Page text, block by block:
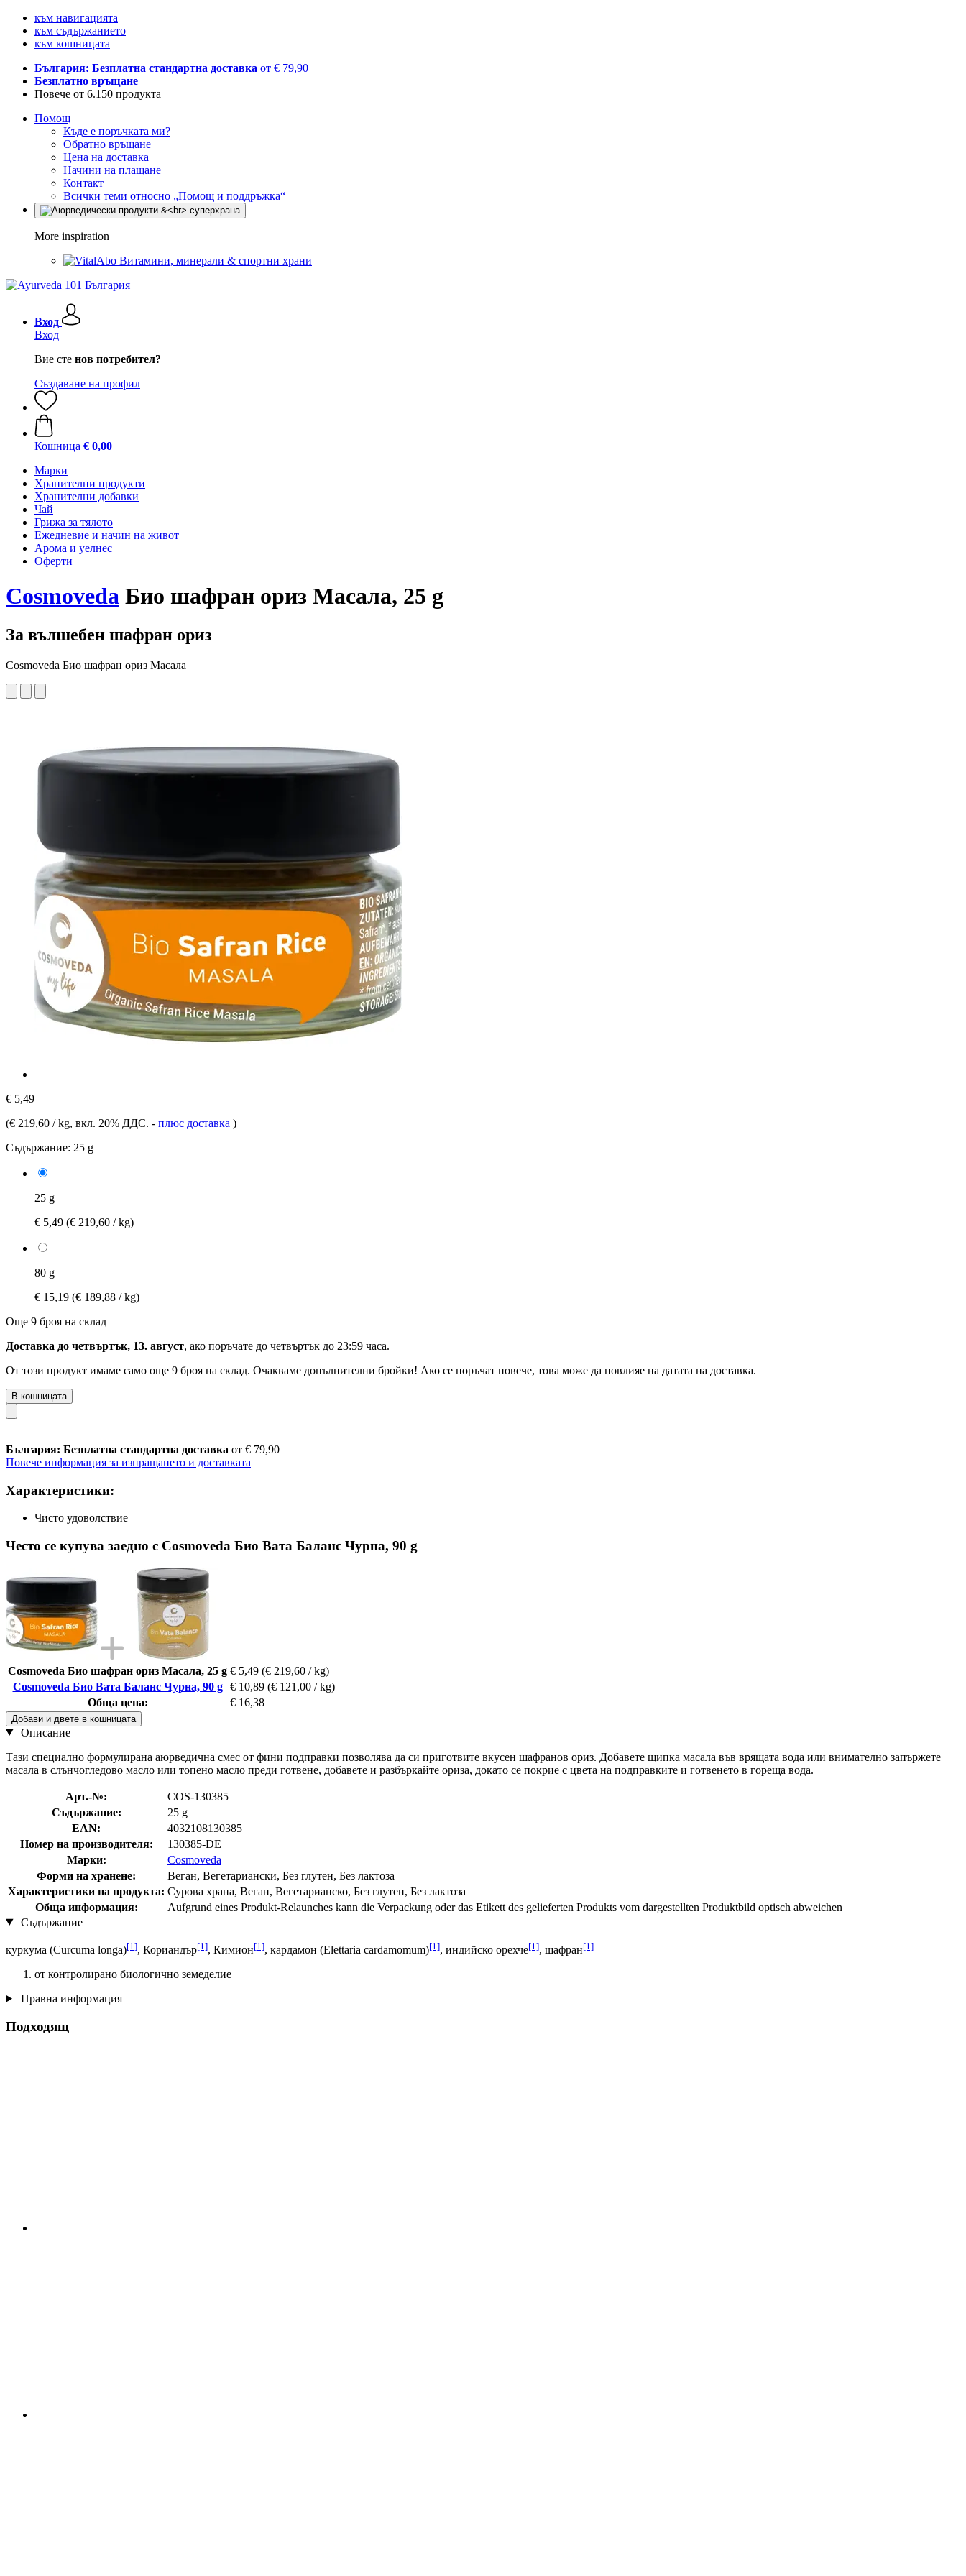
към навигацията
към съдържанието
към кошницата
България: Безплатна стандартна доставка от € 79,90
Безплатно връщане
Повече от 6.150 продукта
Помощ
Къде е поръчката ми?
Обратно връщане
Цена на доставка
Начини на плащане
Контакт
Всички теми относно „Помощ и поддръжка“
More inspiration
Витамини, минерали & спортни храни
Вход
Вход
Вие сте нов потребител?
Създаване на профил
Кошница € 0,00
Марки
Хранителни продукти
Хранителни добавки
Чай
Грижа за тялото
Ежедневие и начин на живот
Арома и уелнес
Оферти
Cosmoveda Био шафран ориз Масала, 25 g
За вълшебен шафран ориз
Cosmoveda Био шафран ориз Масала
€ 5,49
(€ 219,60 / kg, вкл. 20% ДДС. - плюс доставка )
Съдържание: 25 g
25 g
€ 5,49 (€ 219,60 / kg)
80 g
€ 15,19 (€ 189,88 / kg)
Още 9 броя на склад
Доставка до четвъртък, 13. август, ако поръчате до четвъртък до 23:59 часа.
От този продукт имаме само още 9 броя на склад. Очакваме допълнителни бройки! Ако се поръчат повече, това може да повлияе на датата на доставка.
В кошницата
България: Безплатна стандартна доставка от € 79,90
Повече информация за изпращането и доставката
Характеристики:
Чисто удоволствие
Често се купува заедно с Cosmoveda Био Вата Баланс Чурна, 90 g
Cosmoveda Био шафран ориз Масала, 25 g € 5,49 (€ 219,60 / kg)
Cosmoveda Био Вата Баланс Чурна, 90 g
€ 10,89 (€ 121,00 / kg)
Обща цена:
€ 16,38
Добави и двете в кошницата
Описание
Тази специално формулирана аюрведична смес от фини подправки позволява да си приготвите вкусен шафранов ориз. Добавете щипка масала във врящата вода или внимателно запържете
масала в слънчогледово масло или топено масло преди готвене, добавете и разбъркайте ориза, докато се покрие с цвета на подправките и готвенето в гореща вода.
Арт.-№:
COS-130385
Съдържание:
25 g
EAN:
4032108130385
Номер на производителя:
130385-DE
Марки:
Cosmoveda
Форми на хранене:
Веган, Вегетариански, Без глутен, Без лактоза
Характеристики на продукта: Сурова храна, Веган, Вегетарианско, Без глутен, Без лактоза
Обща информация:
Aufgrund eines Produkt-Relaunches kann die Verpackung oder das Etikett des gelieferten Produkts vom dargestellten Produktbild optisch abweichen
Съдържание
куркума (Curcuma longa)[1], Кориандър[1], Кимион[1], кардамон (Elettaria cardamomum)[1], индийско орехче[1], шафран[1]
от контролирано биологично земеделие
Правна информация
Подходящ